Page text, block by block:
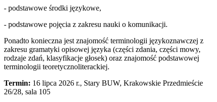
- podstawowe środki językowe,
- podstawowe pojęcia z zakresu nauki o komunikacji.
Ponadto konieczna jest znajomość terminologii językoznawczej z
zakresu gramatyki opisowej języka (części zdania, części mowy,
rodzaje zdań, klasyfikacje głosek) oraz znajomość podstawowej
terminologii teoretycznoliterackiej.
Termin: 16 lipca 2026 r., Stary BUW, Krakowskie Przedmieście
26/28, sala 105